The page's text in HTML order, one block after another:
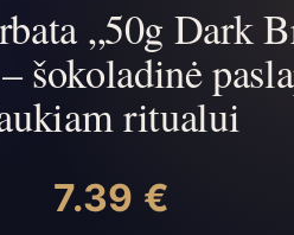
„50g Dark
šokoladinė
ritualui
7.39 €